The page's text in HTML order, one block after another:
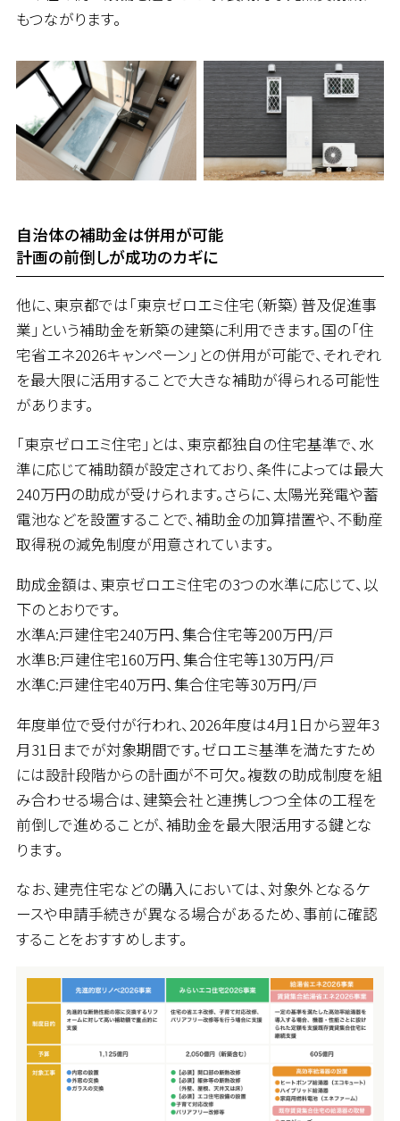
もつながります。
自治体の補助金は併用が可能
計画の前倒しが成功のカギに
他に、東京都では「東京ゼロエミ住宅（新築）普及促進事
業」という補助金を新築の建築に利用できます。国の「住
宅省エネ2026キャンペーン」との併用が可能で、それぞれ
を最大限に活用することで大きな補助が得られる可能性
があります。
「東京ゼロエミ住宅」とは、東京都独自の住宅基準で、水
準に応じて補助額が設定されており、条件によっては最大
240万円の助成が受けられます。さらに、太陽光発電や蓄
電池などを設置することで、補助金の加算措置や、不動産
取得税の減免制度が用意されています。
助成金額は、東京ゼロエミ住宅の3つの水準に応じて、以
下のとおりです。
水準A:戸建住宅240万円、集合住宅等200万円/戸
水準B:戸建住宅160万円、集合住宅等130万円/戸
水準C:戸建住宅40万円、集合住宅等30万円/戸
年度単位で受付が行われ、2026年度は4月1日から翌年3
月31日までが対象期間です。ゼロエミ基準を満たすため
には設計段階からの計画が不可欠。複数の助成制度を組
み合わせる場合は、建築会社と連携しつつ全体の工程を
前倒しで進めることが、補助金を最大限活用する鍵とな
ります。
なお、建売住宅などの購入においては、対象外となるケ
ースや申請手続きが異なる場合があるため、事前に確認
することをおすすめします。